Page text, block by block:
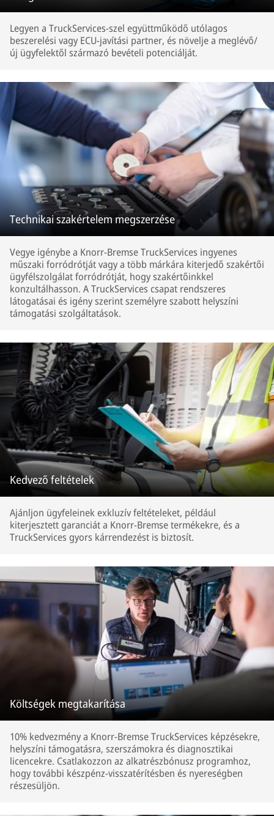
Legyen a TruckServices-szel együttműködő utólagos
beszerelési vagy ECU-javítási partner, és növelje a meglévő/
új ügyfelektől származó bevételi potenciálját.
Technikai szakértelem megszerzése
Vegye igénybe a Knorr-Bremse TruckServices ingyenes
műszaki forródrótját vagy a több márkára kiterjedő szakértői
ügyfélszolgálat forródrótját, hogy szakértőinkkel
konzultálhasson. A TruckServices csapat rendszeres
látogatásai és igény szerint személyre szabott helyszíni
támogatási szolgáltatások.
Kedvező feltételek
Ajánljon ügyfeleinek exkluzív feltételeket, például
kiterjesztett garanciát a Knorr-Bremse termékekre, és a
TruckServices gyors kárrendezést is biztosít.
Költségek megtakarítása
10% kedvezmény a Knorr-Bremse TruckServices képzésekre,
helyszíni támogatásra, szerszámokra és diagnosztikai
licencekre. Csatlakozzon az alkatrészbónusz programhoz,
hogy további készpénz-visszatérítésben és nyereségben
részesüljön.